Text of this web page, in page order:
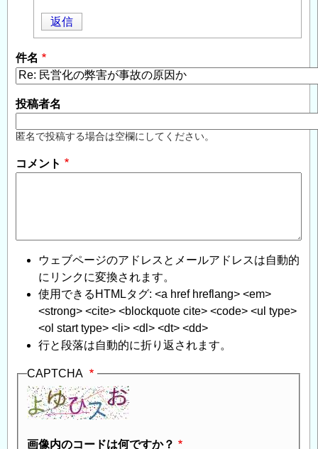
返
信返信
件名
投稿者名
匿名で投稿する場合は空欄にしてください。
コメント
ウェブページのアドレスとメールアドレスは自動的
にリンクに変換されます。
使用できるHTMLタグ: <a href hreflang> <em>
<strong> <cite> <blockquote cite> <code> <ul type>
<ol start type> <li> <dl> <dt> <dd>
行と段落は自動的に折り返されます。
CAPTCHA
画像内のコードは何ですか？